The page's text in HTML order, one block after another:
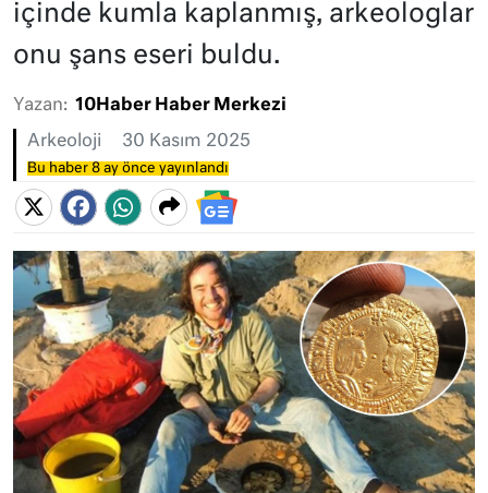
içinde kumla kaplanmış, arkeologlar
onu şans eseri buldu.
Yazan: 10Haber Haber Merkezi
Arkeoloji 30 Kasım 2025
Bu haber 8 ay önce yayınlandı